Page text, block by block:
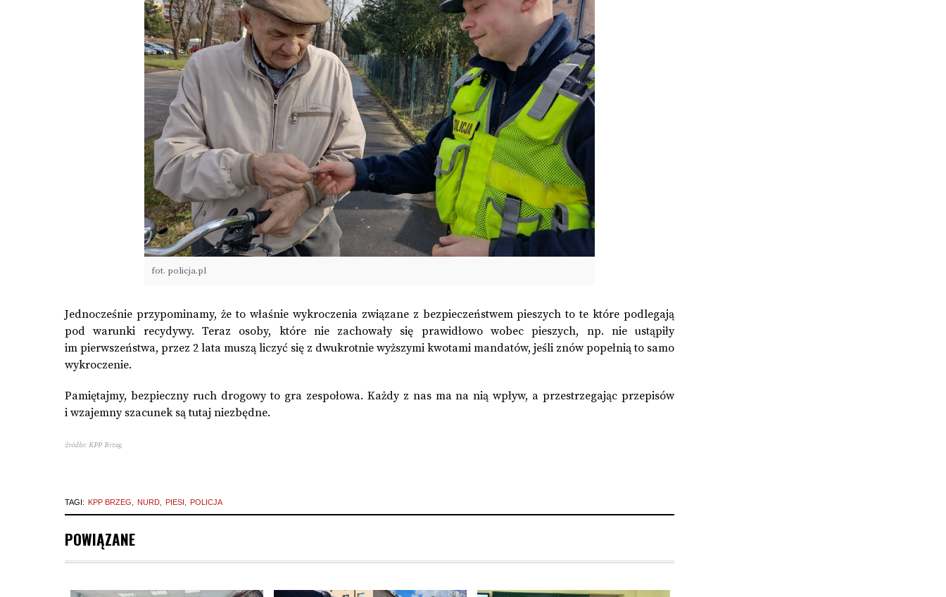
fot. policja.pl
Jednocześnie przypominamy, że to właśnie wykroczenia związane z bezpieczeństwem pieszych to te które podlegają
pod warunki recydywy. Teraz osoby, które nie zachowały się prawidłowo wobec pieszych, np. nie ustąpiły
im pierwszeństwa, przez 2 lata muszą liczyć się z dwukrotnie wyższymi kwotami mandatów, jeśli znów popełnią to samo
wykroczenie.
Pamiętajmy, bezpieczny ruch drogowy to gra zespołowa. Każdy z nas ma na nią wpływ, a przestrzegając przepisów
i wzajemny szacunek są tutaj niezbędne.
źródło: KPP Brzeg
TAGI: KPP BRZEG NURD PIESI POLICJA
POWIĄZANE